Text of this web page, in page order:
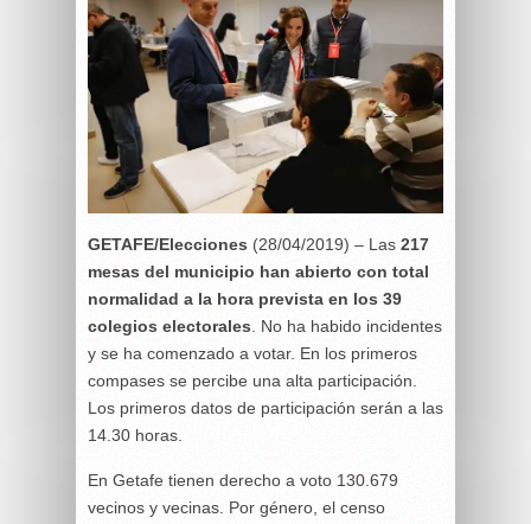
GETAFE/Elecciones (28/04/2019) – Las 217
mesas del municipio han abierto con total
normalidad a la hora prevista en los 39
colegios electorales . No ha habido incidentes
y se ha comenzado a votar. En los primeros
compases se percibe una alta participación.
Los primeros datos de participación serán a las
14.30 horas.
En Getafe tienen derecho a voto 130.679
vecinos y vecinas. Por género, el censo